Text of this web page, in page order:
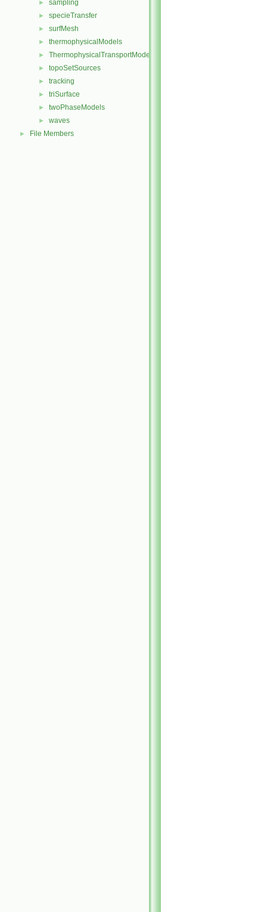
► sampling
► specieTransfer
► surfMesh
► thermophysicalModels
► ThermophysicalTransportModels
► topoSetSources
► tracking
► triSurface
► twoPhaseModels
► waves
► File Members